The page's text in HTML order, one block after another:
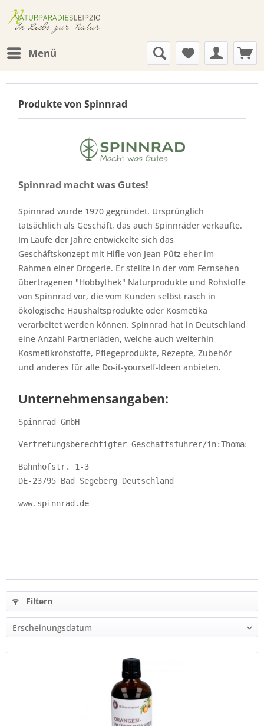
Menü
Produkte von Spinnrad
Spinnrad macht was Gutes!
Spinnrad wurde 1970 gegründet. Ursprünglich
tatsächlich als Geschäft, das auch Spinnräder verkaufte.
Im Laufe der Jahre entwickelte sich das
Geschäftskonzept mit Hifle von Jean Pütz eher im
Rahmen einer Drogerie. Er stellte in der vom Fernsehen
übertragenen "Hobbythek" Naturprodukte und Rohstoffe
von Spinnrad vor, die vom Kunden selbst rasch in
ökologische Haushaltsprodukte oder Kosmetika
verarbeitet werden können. Spinnrad hat in Deutschland
eine Anzahl Partnerläden, welche auch weiterhin
Kosmetikrohstoffe, Pflegeprodukte, Rezepte, Zubehör
und anderes für alle Do-it-yourself-Ideen anbieten.
Unternehmensangaben:
Spinnrad GmbH
Vertretungsberechtigter Geschäftsführer/in:Thomas
Bahnhofstr. 1-3
DE-23795 Bad Segeberg Deutschland
www.spinnrad.de
Filtern